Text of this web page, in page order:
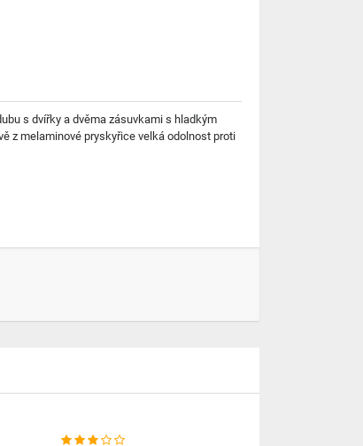
s dvířky a dvěma zásuvkami s hladkým
z melaminové pryskyřice velká odolnost proti